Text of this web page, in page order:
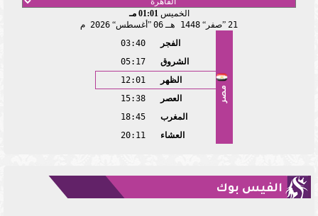
الخميس01:01 مـ
21 صفر 1448 هـ 06 أغسطس 2026 م
مصر
الفجر
03:40
الشروق
05:17
الظهر
12:01
العصر
15:38
المغرب
18:45
العشاء
20:11
الفيس بوك